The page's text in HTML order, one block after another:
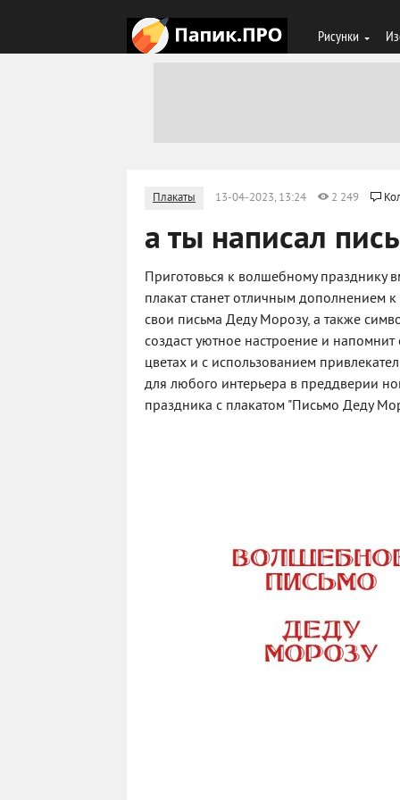
Рисунки
Плакаты 13-04-2023, 13:24 2 249
а ты написал
Приготовься к волшебному празднику
плакат станет отличным дополнением
свои письма Деду Морозу, а также
создаст уютное настроение и
цветах и с использованием
для любого интерьера в преддверии
праздника с плакатом "Письмо Деду